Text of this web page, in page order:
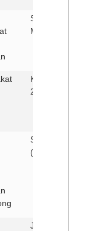
Segamat (28
Mei 2017)
Kangar,Perlis
24 April 2017)
(15-16 April
Johor (1-2 April